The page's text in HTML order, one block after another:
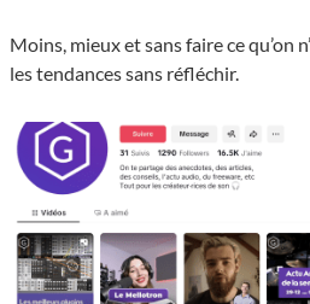
Moins, mieux et sans faire ce qu’on
les tendances sans réfléchir.